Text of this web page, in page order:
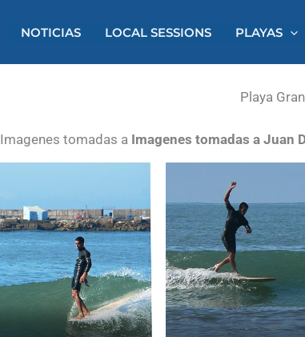
NOTICIAS LOCAL SESSIONS PLAYAS
Playa
Imagenes tomadas a Imagenes tomadas a Juan